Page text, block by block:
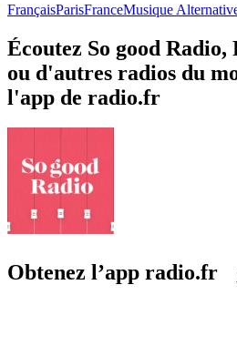
FrançaisParisFranceMusique
Écoutez So good
ou d'autres radios du
l'app de radio.fr
Obtenez l’app radio.fr